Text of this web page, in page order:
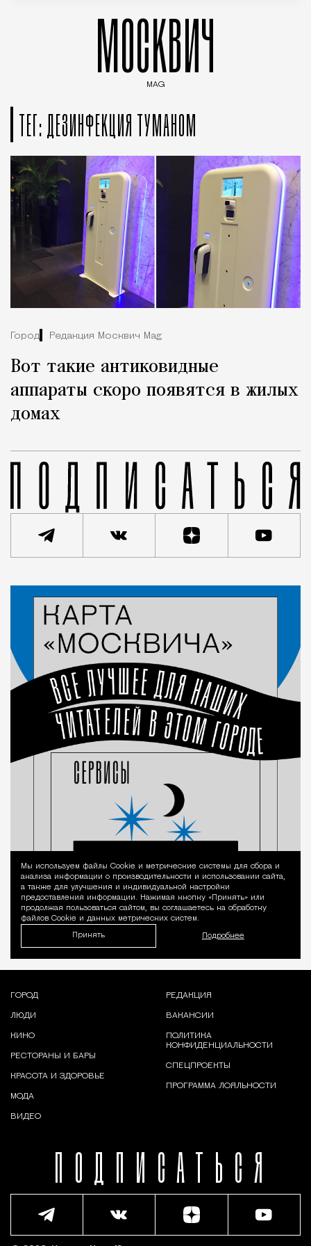
МОСКВИЧ
MAG
ТЕГ: ДЕЗИНФЕКЦИЯ ТУМАНОМ
Город Редакция Москвич Mag
Вот такие антиковидные
аппараты скоро появятся в жилых
домах
Уведомление
Мы используем файлы Сookie и метрические системы для сбора и
анализа информации о производительности и использовании сайта,
а также для улучшения и индивидуальной настройки
предоставления информации. Нажимая кнопку «Принять» или
продолжая пользоваться сайтом, вы соглашаетесь на обработку
файлов Cookie и данных метрических систем.
Принять Подробнее
ПОДПИСАТЬСЯ
ГОРОД
ЛЮДИ
КИНО
РЕСТОРАНЫ И БАРЫ
КРАСОТА И ЗДОРОВЬЕ
МОДА
ВИДЕО
РЕДАКЦИЯ
ВАКАНСИИ
ПОЛИТИКА
КОНФИДЕНЦИАЛЬНОСТИ
СПЕЦПРОЕКТЫ
ПРОГРАММА ЛОЯЛЬНОСТИ